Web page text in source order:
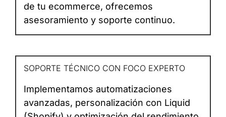
de tu ecommerce, ofrecemos
asesoramiento y soporte continuo.
SOPORTE TÉCNICO CON FOCO EXPERTO
Implementamos automatizaciones
avanzadas, personalización con Liquid